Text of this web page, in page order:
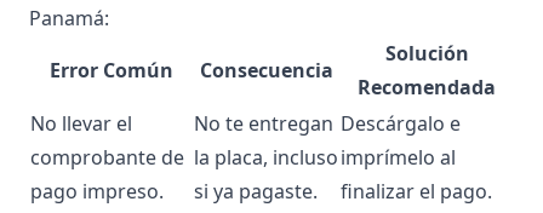
Panamá:
Error Común
Consecuencia
Solución
Recomendada
No llevar el
comprobante de
pago impreso.
No te entregan
la placa, incluso
si ya pagaste.
Descárgalo e
imprímelo al
finalizar el pago.